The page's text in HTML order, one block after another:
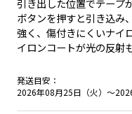
ボタンを押すと引き込み
強く、傷付きにくいナイ
イロンコートが光の反
止コード取付可能なシ
ーで本体を保護 ●ショッ
５mmピッチ表示付 ●０
発送目安：
2026年08月25日（火）～